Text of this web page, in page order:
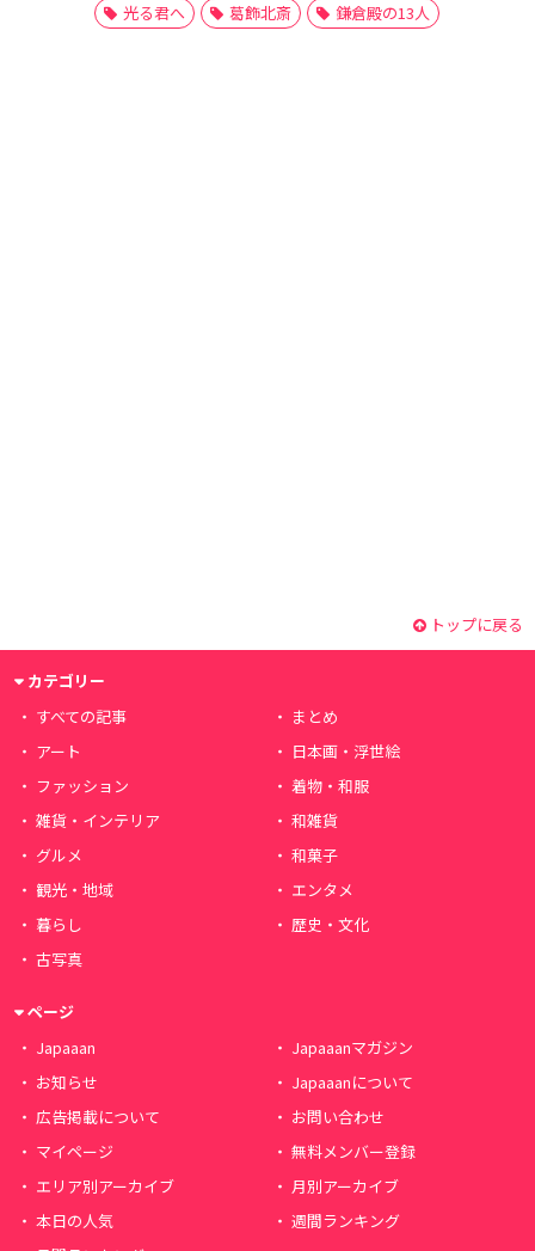
光る君へ
葛飾北斎 鎌倉殿の13人
トップに戻る
カテゴリー
すべての記事
まとめ
アート
日本画・浮世絵
ファッション
着物・和服
雑貨・インテリア
和雑貨
グルメ
和菓子
観光・地域
エンタメ
暮らし
歴史・文化
古写真
ページ
Japaaan
Japaaanマガジン
お知らせ
Japaaanについて
広告掲載について
お問い合わせ
マイページ
無料メンバー登録
エリア別アーカイブ
月別アーカイブ
本日の人気
週間ランキング